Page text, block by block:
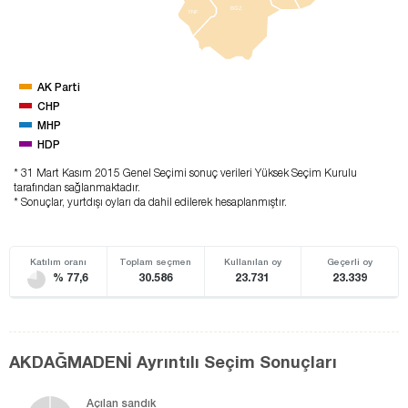
BĞZ
YNF
AK Parti
CHP
MHP
HDP
* 31 Mart Kasım 2015 Genel Seçimi sonuç verileri Yüksek Seçim Kurulu
tarafından sağlanmaktadır.
* Sonuçlar, yurtdışı oyları da dahil edilerek hesaplanmıştır.
Katılım oranı
% 77,6
Toplam seçmen
30.586
Kullanılan oy
23.731
Geçerli oy
23.339
AKDAĞMADENİ Ayrıntılı Seçim Sonuçları
Açılan sandık